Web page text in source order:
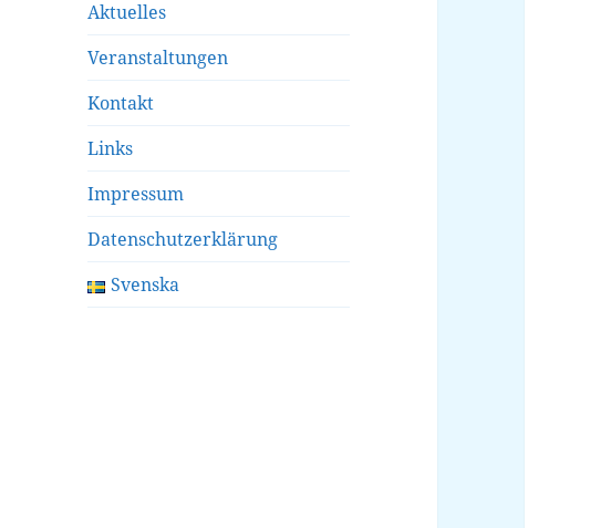
Aktuelles
Veranstaltungen
Kontakt
Links
Impressum
Datenschutzerklärung
Svenska